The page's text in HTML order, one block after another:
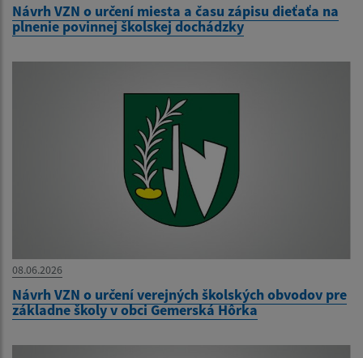
Návrh VZN o určení miesta a času zápisu dieťaťa na
plnenie povinnej školskej dochádzky
08.06.2026
Návrh VZN o určení verejných školských obvodov pre
základne školy v obci Gemerská Hôrka